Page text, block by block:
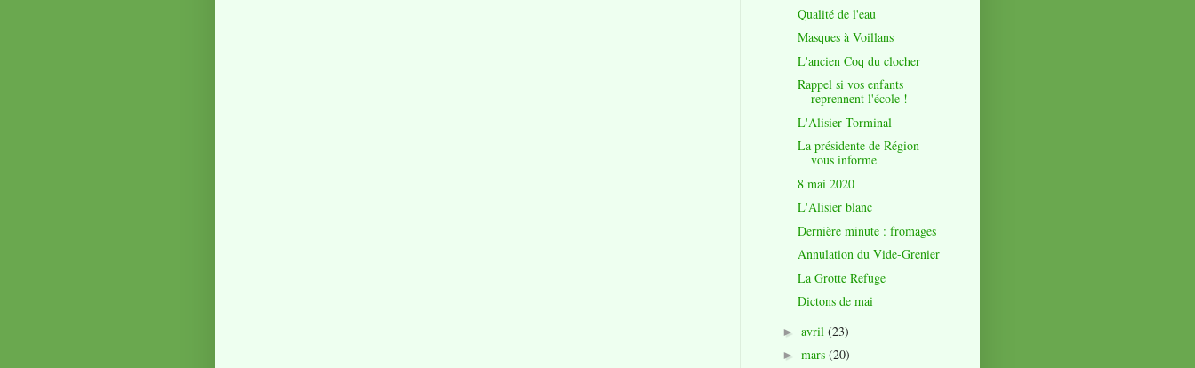
Qualité de l'eau
Masques à Voillans
L'ancien Coq du clocher
Rappel si vos enfants
reprennent l'école !
L'Alisier Torminal
La présidente de Région
vous informe
8 mai 2020
L'Alisier blanc
Dernière minute : fromages
Annulation du Vide-Grenier
La Grotte Refuge
Dictons de mai
► avril (23)
► mars (20)